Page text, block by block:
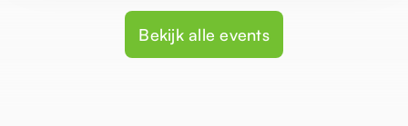
Bekijk alle events